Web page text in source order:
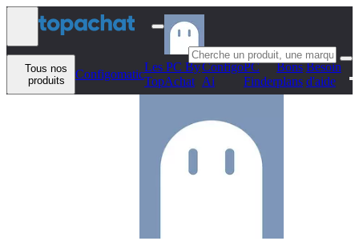
Aller au contenu
Tous nos
produits
Configomatic
Les PC By
TopAchat
Configo
Ai
PC
Finder
Bons
plans
Besoin
d'aide